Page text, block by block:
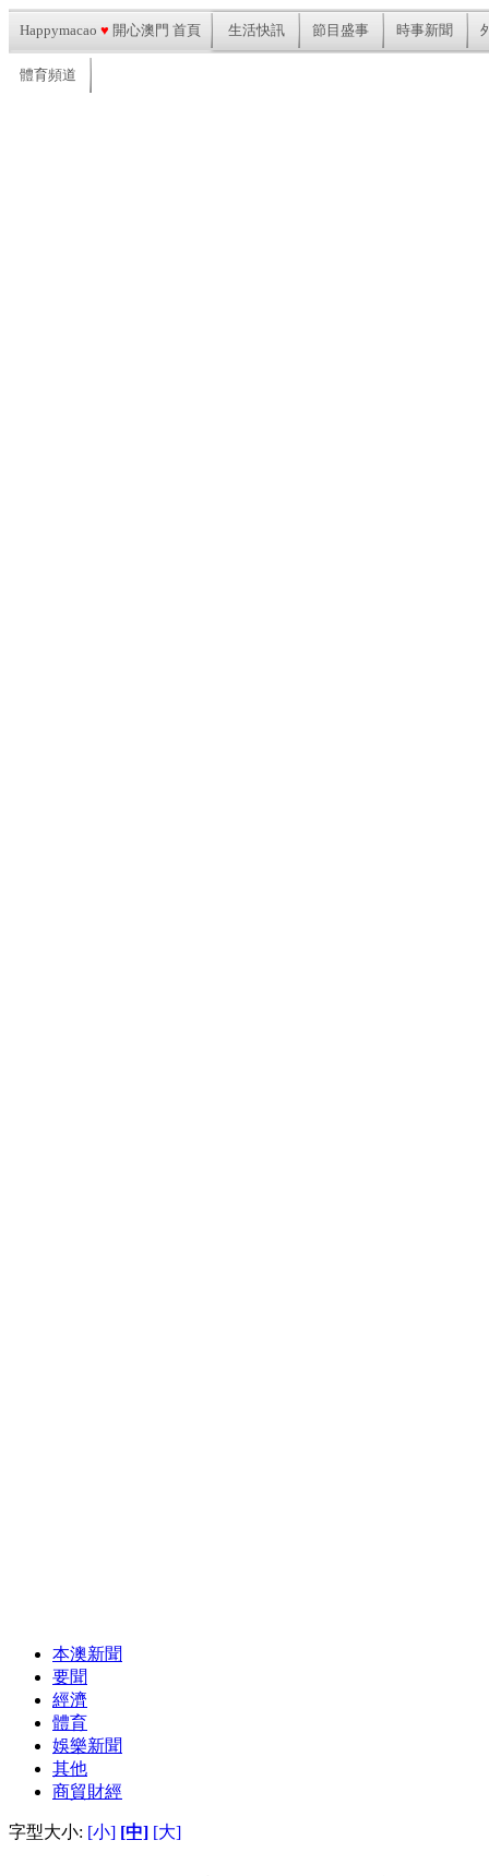
Happymacao ♥ 開心澳門 首頁 生活快訊 節目盛事 時事新聞
體育頻道
本澳新聞
要聞
經濟
體育
娛樂新聞
其他
商貿財經
字型大小: [小] [中] [大]